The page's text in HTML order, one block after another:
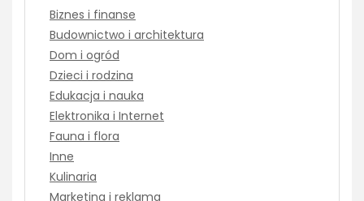
Biznes i finanse
Budownictwo i architektura
Dom i ogród
Dzieci i rodzina
Edukacja i nauka
Elektronika i Internet
Fauna i flora
Inne
Kulinaria
Marketing i reklama